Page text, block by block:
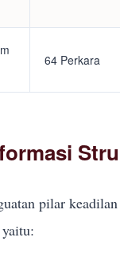
64 Perkara
pilar